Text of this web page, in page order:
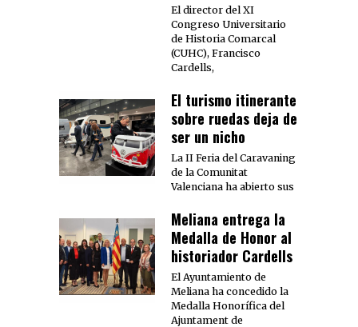
El director del XI
Congreso Universitario
de Historia Comarcal
(CUHC), Francisco
Cardells,
El turismo itinerante
sobre ruedas deja de
ser un nicho
La II Feria del Caravaning
de la Comunitat
Valenciana ha abierto sus
Meliana entrega la
Medalla de Honor al
historiador Cardells
El Ayuntamiento de
Meliana ha concedido la
Medalla Honorífica del
Ajuntament de